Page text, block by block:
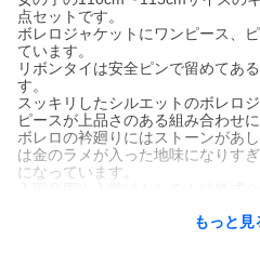
点セットです。
ボレロジャケットにワンピース、
ています。
リボンタイは安全ピンで留めてあ
す。
スッキリしたシルエットのボレロ
ピースが上品さのある組み合わせに
ボレロの衿廻りにはストーンがあ
は金のラメが入った地味になりす
になっています。
もっと見